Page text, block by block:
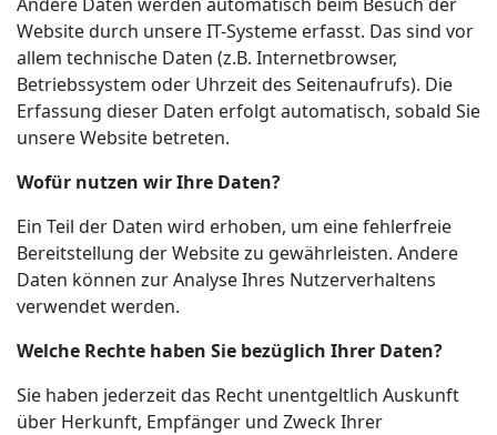
Website durch unsere IT-Systeme erfasst. Das sind vor
allem technische Daten (z.B. Internetbrowser,
Betriebssystem oder Uhrzeit des Seitenaufrufs). Die
Erfassung dieser Daten erfolgt automatisch, sobald Sie
unsere Website betreten.
Wofür nutzen wir Ihre Daten?
Ein Teil der Daten wird erhoben, um eine fehlerfreie
Bereitstellung der Website zu gewährleisten. Andere
Daten können zur Analyse Ihres Nutzerverhaltens
verwendet werden.
Welche Rechte haben Sie bezüglich Ihrer Daten?
Sie haben jederzeit das Recht unentgeltlich Auskunft
über Herkunft, Empfänger und Zweck Ihrer